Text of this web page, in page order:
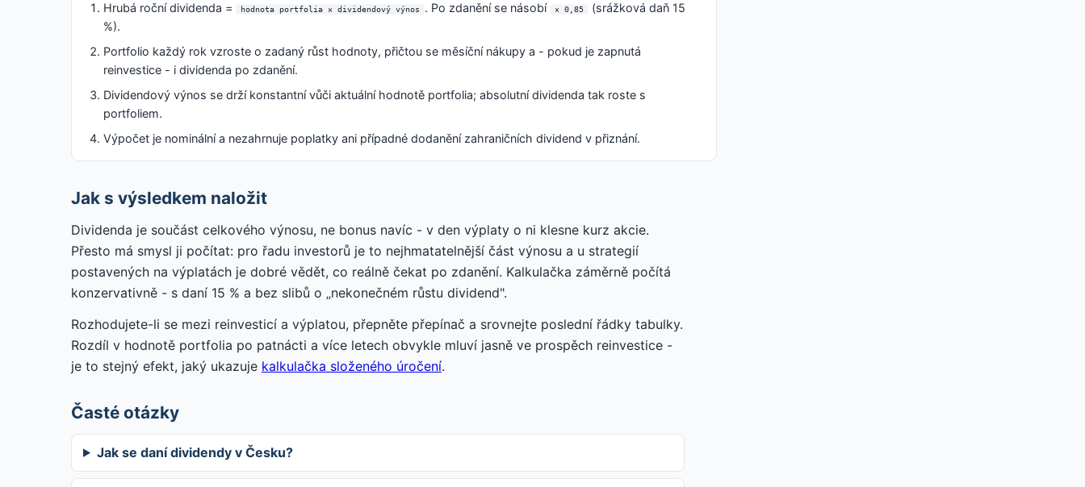
Hrubá roční dividenda = hodnota portfolia × dividendový výnos . Po zdanění se násobí × 0,85
(srážková daň 15
%).
Portfolio každý rok vzroste o zadaný růst hodnoty, přičtou se měsíční nákupy a - pokud je zapnutá
reinvestice - i dividenda po zdanění.
Dividendový výnos se drží konstantní vůči aktuální hodnotě portfolia; absolutní dividenda tak roste s
portfoliem.
Výpočet je nominální a nezahrnuje poplatky ani případné dodanění zahraničních dividend v přiznání.
Jak s výsledkem naložit
Dividenda je součást celkového výnosu, ne bonus navíc - v den výplaty o ni klesne kurz akcie.
Přesto má smysl ji počítat: pro řadu investorů je to nejhmatatelnější část výnosu a u strategií
postavených na výplatách je dobré vědět, co reálně čekat po zdanění. Kalkulačka záměrně počítá
konzervativně - s daní 15 % a bez slibů o „nekonečném růstu dividend".
Rozhodujete-li se mezi reinvesticí a výplatou, přepněte přepínač a srovnejte poslední řádky tabulky.
Rozdíl v hodnotě portfolia po patnácti a více letech obvykle mluví jasně ve prospěch reinvestice -
je to stejný efekt, jaký ukazuje kalkulačka složeného úročení.
Časté otázky
Jak se daní dividendy v Česku?